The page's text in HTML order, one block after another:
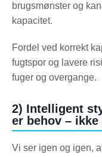
brugsmønster og
kapacitet.
Fordel ved korrekt
fugtspor og lavere
fuger og overgange.
2) Intelligent
er behov –
Vi ser igen og igen,